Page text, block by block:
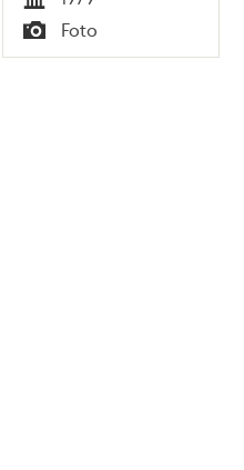
Tid
Typ
Foto